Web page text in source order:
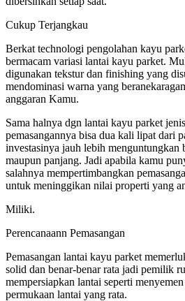
Cukup Terjangkau
Berkat technologi pengolahan kayu
bermacam variasi lantai kayu parket.
digunakan tekstur dan finishing yang
mendominasi warna yang
anggaran Kamu.
Sama halnya dgn lantai kayu parket
pemasangannya bisa dua kali lipat dari
investasinya jauh lebih menguntungkan
maupun panjang. Jadi apabila kamu
salahnya mempertimbangkan
untuk meninggikan nilai properti yang
Miliki.
Perencanaann Pemasangan
Pemasangan lantai kayu parket
solid dan benar-benar rata jadi pemilik
mempersiapkan lantai seperti
permukaan lantai yang rata.